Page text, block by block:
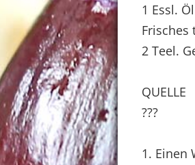
1 Essl. Öl
Frisches
2 Teel.
QUELLE
???
1. Einen